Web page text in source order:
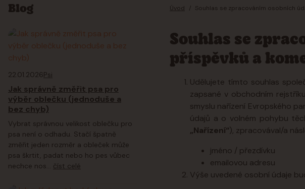
Blog
22.01.2026Psi
Jak správně změřit psa pro
výběr oblečku (jednoduše a
bez chyb)
Vybrat správnou velikost oblečku pro
psa není o odhadu. Stačí špatně
změřit jeden rozměr a obleček může
psa škrtit, padat nebo ho pes vůbec
nechce nos... číst celé
Úvod Souhlas se zpracováním osobních
Souhlas se
příspěvků a
Udělujete tímto souhlas
zapsané v obchodním
smyslu nařízení Evropského
údajů a o volném pohybu
„Nařízení“), zpracovával/a
jméno / přezdívku
emailovou adresu
Výše uvedené osobní údaje